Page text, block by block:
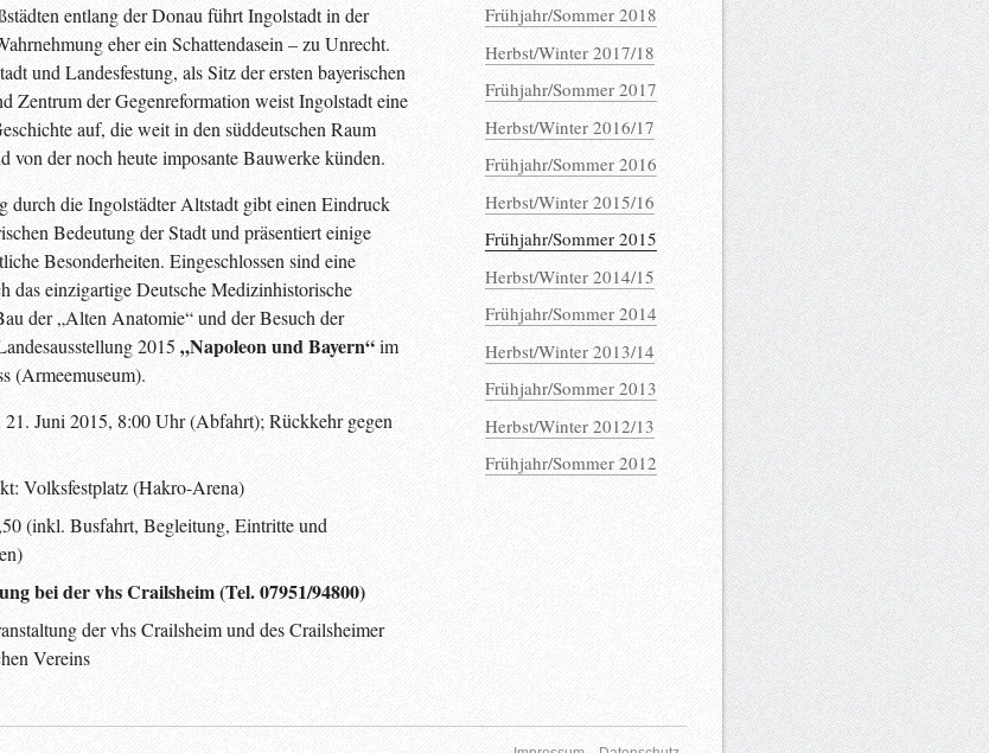
entlang der Donau führt Ingolstadt in der
eher ein Schattendasein – zu Unrecht.
und Landesfestung, als Sitz der ersten bayerischen
Zentrum der Gegenreformation weist Ingolstadt eine
auf, die weit in den süddeutschen Raum
von der noch heute imposante Bauwerke künden.
durch die Ingolstädter Altstadt gibt einen Eindruck
Bedeutung der Stadt und präsentiert einige
Besonderheiten. Eingeschlossen sind eine
das einzigartige Deutsche Medizinhistorische
der „Alten Anatomie“ und der Besuch der
2015 „NapoleonundBayern“im
(Armeemuseum).
21. Juni 2015, 8:00 Uhr (Abfahrt); Rückkehr gegen
Volksfestplatz (Hakro-Arena)
(inkl. Busfahrt, Begleitung, Eintritte und
beidervhsCrailsheim(Tel. 07951/94800)
der vhs Crailsheim und des Crailsheimer
Vereins
Frühjahr/Sommer 2018
Herbst/Winter 2017/18
Frühjahr/Sommer 2017
Herbst/Winter 2016/17
Frühjahr/Sommer 2016
Herbst/Winter 2015/16
Frühjahr/Sommer 2015
Herbst/Winter 2014/15
Frühjahr/Sommer 2014
Herbst/Winter 2013/14
Frühjahr/Sommer 2013
Herbst/Winter 2012/13
Frühjahr/Sommer 2012